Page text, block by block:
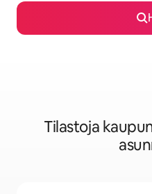
Tilastoja